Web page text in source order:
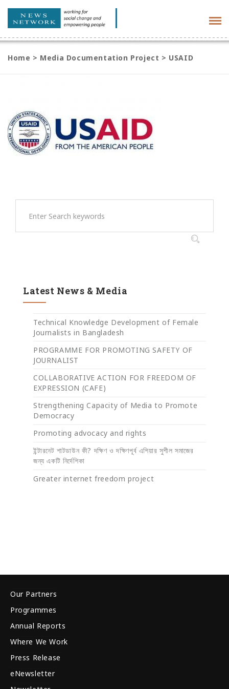
Home > Media Documentation Project > USAID
Latest News & Media
Technical Knowledge Development of Female
Journalists in Bangladesh
PROGRAMME FOR PROMOTING SAFETY OF
JOURNALIST
COLLABORATIVE ACTION FOR FREEDOM OF
EXPRESSION (CAFE)
Strengthening Capacity of Media to Promote
Democracy
Promoting advocacy and rights
ইন্টারনেট শাটডাউন কী? দক্ষিণ ও দক্ষিণপূর্ব এশিয়ার সুশীল সমাজের
জন্য একটি নির্দেশিকা
Greater internet freedom project
Our Partners
Programmes
Annual Reports
Where We Work
Press Release
eNewsletter